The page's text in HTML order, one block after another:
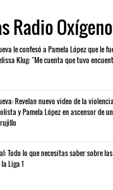
Radio Oxígeno
le confesó a Pamela López que le
Klug: "Me cuenta que tuvo
Revelan nuevo video de la
y Pamela López en ascensor de un
Todo lo que necesitas saber sobre las
Liga 1